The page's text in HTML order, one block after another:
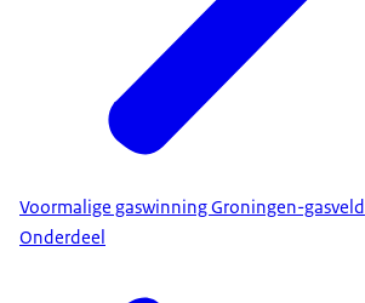
Voormalige gaswinning Groningen-gasveld
Onderdeel